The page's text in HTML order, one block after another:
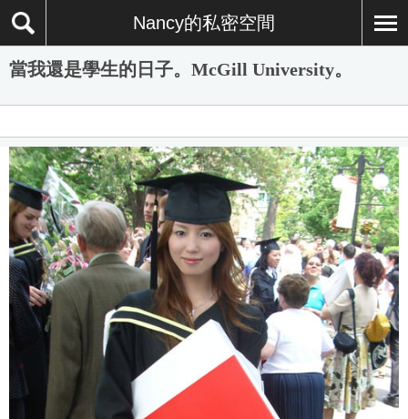
Nancy的私密空間
當我還是學生的日子。McGill University。